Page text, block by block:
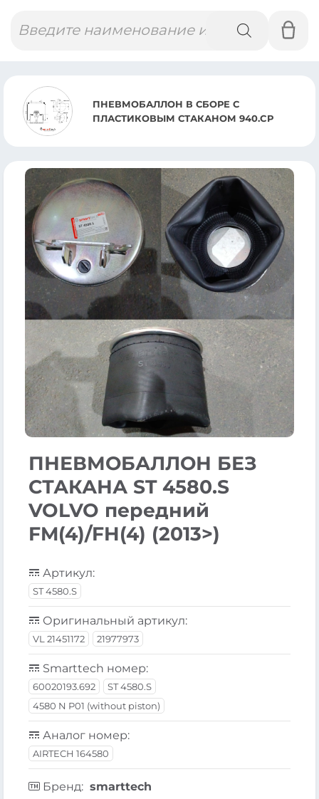
товаров
ПНЕВМОБАЛЛОН В СБОРЕ С
ПЛАСТИКОВЫМ СТАКАНОМ 940.CP
ПНЕВМОБАЛЛОН БЕЗ
СТАКАНА ST 4580.S
VOLVO передний
FM(4)/FH(4) (2013>)
Артикул:
ST 4580.S
Оригинальный артикул:
VL 21451172 21977973
Smarttech номер:
60020193.692
ST 4580.S
4580 N P01 (without piston)
Аналог номер:
AIRTECH 164580
Бренд: smarttech